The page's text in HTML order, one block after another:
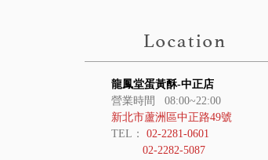
龍鳳堂蛋黃酥-中正店
營業時間 08:00~22:00
新北市蘆洲區中正路49號
TEL： 02-2281-0601
02-2282-5087